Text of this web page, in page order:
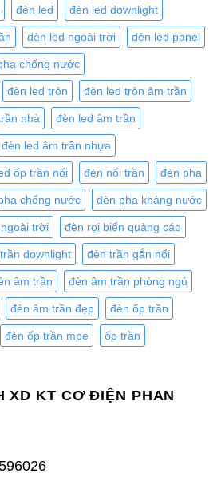
đèn led đèn led downlight
đèn led ngoài trời đèn led panel
chống nước
đèn led tròn đèn led tròn âm trần
nhà đèn led âm trần
đèn led âm trần nhựa
ốp trần nổi đèn nổi trần đèn pha
chống nước đèn pha kháng nước
trời đèn rọi biển quảng cáo
downlight đèn trần gắn nổi
âm trần đèn âm trần phòng ngủ
đèn âm trần đẹp đèn ốp trần
đèn ốp trần mpe ốp trần
XD KT CƠ ĐIỆN PHAN